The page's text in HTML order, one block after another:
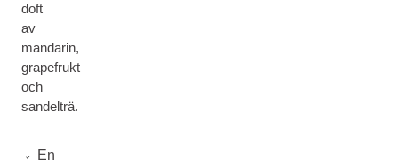
doft
av
mandarin,
grapefrukt
och
sandelträ.
En